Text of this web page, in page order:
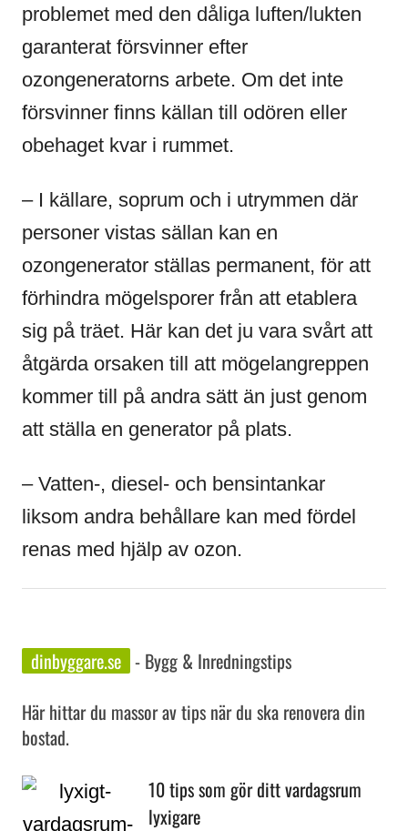
problemet med den dåliga luften/lukten
garanterat försvinner efter
ozongeneratorns arbete. Om det inte
försvinner finns källan till odören eller
obehaget kvar i rummet.
– I källare, soprum och i utrymmen där
personer vistas sällan kan en
ozongenerator ställas permanent, för att
förhindra mögelsporer från att etablera
sig på träet. Här kan det ju vara svårt att
åtgärda orsaken till att mögelangreppen
kommer till på andra sätt än just genom
att ställa en generator på plats.
– Vatten-, diesel- och bensintankar
liksom andra behållare kan med fördel
renas med hjälp av ozon.
dinbyggare.se - Bygg & Inredningstips
Här hittar du massor av tips när du ska renovera din
bostad.
10 tips som gör ditt vardagsrum
lyxigare